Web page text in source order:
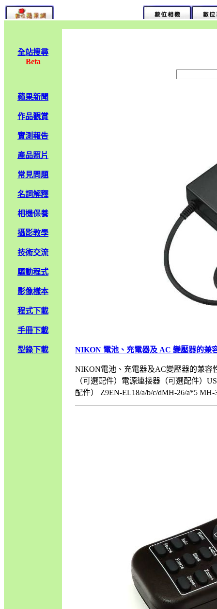
全站搜尋
Beta
蘋果新聞
作品觀賞
實測報告
產品照片
常見問題
名詞解釋
相機保養
攝影教學
技術交流
驅動程式
影像樣本
程式下載
手冊下載
型錄下載 NIKON 電池、充電器及 AC 變壓器的兼
NIKON電池、充電器及AC變壓器的兼容
（可選配件）電源連接器（可選配件）
配件） Z9EN-EL18/a/b/c/dMH-26/a*5